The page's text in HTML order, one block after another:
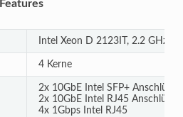
Intel Xeon D 2123IT, 2.2 GHz
4 Kerne
2x 10GbE Intel SFP+ Anschlüsse
2x 10GbE Intel RJ45 Anschlüsse
4x 1Gbps Intel RJ45